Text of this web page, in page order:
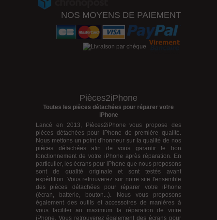
NOS MOYENS DE PAIEMENT
Pièces2iPhone
Toutes les pièces détachées pour réparer votre
iPhone
Lancé en 2013, Pièces2iPhone vous propose des
pièces détachées pour iPhone de première qualité.
Nous mettons un point d'honneur sur la qualité de nos
pièces détachées afin de vous garantir le bon
fonctionnement de votre iPhone après réparation. En
particulier, les écrans pour iPhone que nous proposons
sont de qualité originale et sont testés avant
expédition. Vous retrouverez sur notre site l'ensemble
des pièces détachées pour réparer votre iPhone
(écran, batterie, bouton...). Nous vous proposons
également des outils et accessoires de manières à
vous faciliter au maximum la réparation de votre
iPhone. Vous retrouverez également desécrans pour